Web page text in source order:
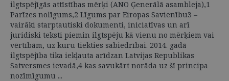
ilgtspējīgās attīstības mērķi (ANO Ģenerālā asambleja),1
Parīzes nolīgums,2 Līgums par Eiropas Savienību3 –
vairāki starptautiski dokumenti, iniciatīvas un arī
juridiski teksti piemin ilgtspēju kā vienu no mērķiem vai
vērtībām, uz kuru tiekties sabiedrībai. 2014. gadā
ilgtspējība tika iekļauta arīdzan Latvijas Republikas
Satversmes ievadā,4 kas savukārt norāda uz šī principa
nozīmīgumu ...